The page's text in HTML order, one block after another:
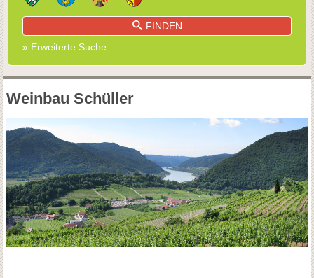
FINDEN
» Erweiterte Suche
Weinbau Schüller